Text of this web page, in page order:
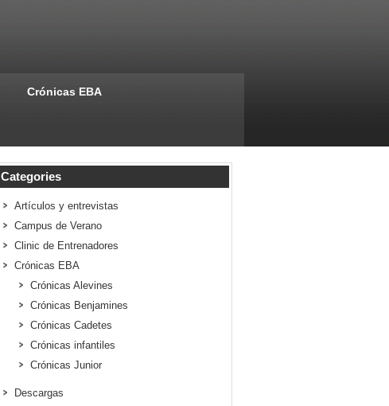
Crónicas EBA
Categories
Artículos y entrevistas
Campus de Verano
Clinic de Entrenadores
Crónicas EBA
Crónicas Alevines
Crónicas Benjamines
Crónicas Cadetes
Crónicas infantiles
Crónicas Junior
Descargas